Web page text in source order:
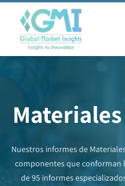
Nuestros informes de
componentes que conforman
de 95 informes